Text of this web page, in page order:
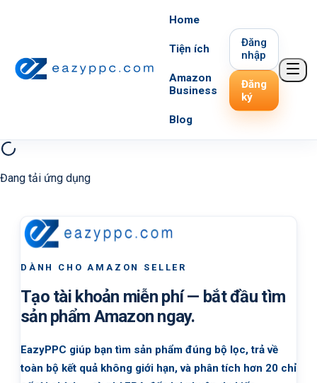
Home
Tiện ích
Amazon
Business
Blog
Đăng
nhập
Đăng
ký
Đang tải ứng dụng
DÀNH CHO AMAZON SELLER
Tạo tài khoản miễn phí — bắt đầu tìm
sản phẩm Amazon ngay.
EazyPPC giúp bạn tìm sản phẩm đúng bộ lọc, trả về
toàn bộ kết quả không giới hạn, và phân tích hơn 20 chỉ